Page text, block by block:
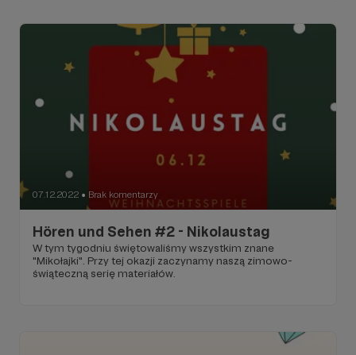
07.12.2022 ● Brak komentarzy
Hören und Sehen #2 - Nikolaustag
W tym tygodniu świętowaliśmy wszystkim znane
"Mikołajki". Przy tej okazji zaczynamy naszą zimowo-
świąteczną serię materiałów.